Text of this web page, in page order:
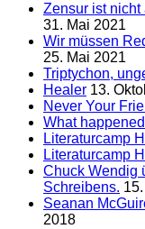
Zensur ist
31. Mai 2021
Wir müssen
25. Mai 2021
Triptychon,
Healer 13.
Never Your
What
Literaturcamp
Literaturcamp
Chuck Wendig
Schreibens.
Seanan
2018